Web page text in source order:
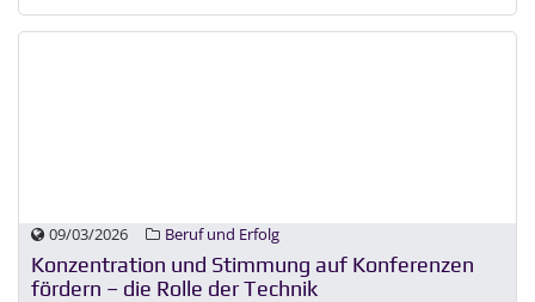
09/03/2026 Beruf und Erfolg
Konzentration und Stimmung auf Konferenzen
fördern – die Rolle der Technik